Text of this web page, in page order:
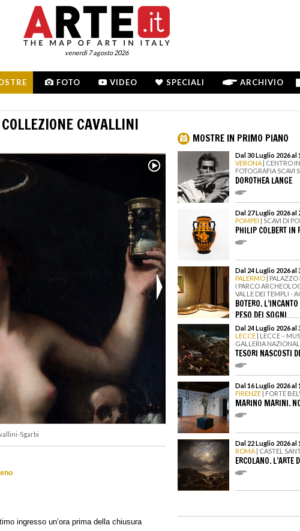
venerdì 7 agosto 2026
FOTO VIDEO SPECIALI ARCHIVIO
CAVALLINI
Sgarbi
ingresso un’ora prima della chiusura
MOSTRE IN PRIMO PIANO
Dal 30 Luglio 2026 al
VERONA | CENTRO
FOTOGRAFIA SCAVI
DOROTHEA LANGE
Dal 27 Luglio 2026 al
POMPEI | SCAVI DI
PHILIP COLBERT IN
Dal 24 Luglio 2026
PALERMO |
I PARCO
VALLE DEI TEMPLI -
BOTERO.
PESO DEI SOGNI
Dal 24 Luglio 2026 al
LECCE | LECCE –
GALLERIA
TESORI NASCOSTI
Dal 16 Luglio 2026
FIRENZE | FORTE
MARINO MARINI.
Dal 22 Luglio 2026
ROMA | CASTEL
ERCOLANO. L’ARTE